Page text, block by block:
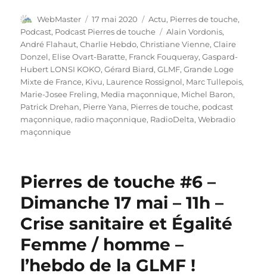
Auteur
WebMaster
Publié
le
17 mai 2020 Catégories
Actu, Pierres de touche,
Podcast, Podcast Pierres de touche Étiquettes
Alain Vordonis,
André Flahaut,Charlie Hebdo,Christiane Vienne,Claire
Donzel, Elise Ovart-Baratte, Franck Fouqueray,Gaspard-
Hubert LONSI KOKO,Gérard Biard,GLMF,Grande Loge
Mixte de France, Kivu, Laurence Rossignol, Marc Tullepois,
Marie-Josee Freling, Media maçonnique, Michel Baron,
Patrick Drehan, Pierre Yana, Pierres de touche, podcast
maçonnique, radio maçonnique, RadioDelta,Webradio
maçonnique
Pierres de touche #6 –
Dimanche 17 mai – 11h –
Crise sanitaire et Égalité
Femme / homme –
l’hebdo de la GLMF !